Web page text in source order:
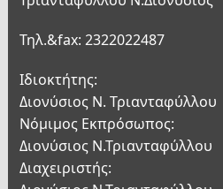
Τηλ.&fax: 2322022487
Ιδιοκτήτης:
Διονύσιος Ν. Τριανταφύλλου
Νόμιμος Εκπρόσωπος:
Διονύσιος Ν.Τριανταφύλλου
Διαχειριστής: